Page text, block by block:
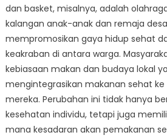
dan basket, misalnya, adalah
kalangan anak-anak dan remaja
mempromosikan gaya hidup sehat
keakraban di antara warga.
kebiasaan makan dan budaya lokal
mengintegrasikan makanan sehat
mereka. Perubahan ini tidak hanya
kesehatan individu, tetapi juga
mana kesadaran akan pemakanan